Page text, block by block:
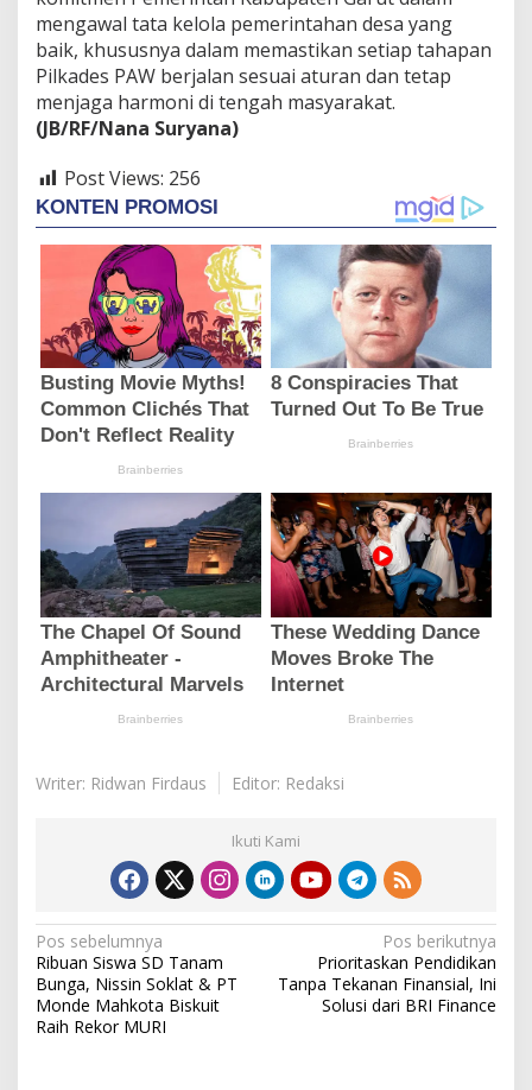
mengawal tata kelola pemerintahan desa yang
baik, khususnya dalam memastikan setiap tahapan
Pilkades PAW berjalan sesuai aturan dan tetap
menjaga harmoni di tengah masyarakat.
(JB/RF/Nana Suryana)
Post Views: 256
Writer: Ridwan Firdaus Editor: Redaksi
Ikuti Kami
N
a
v
i
Pos sebelumnya
Ribuan Siswa SD Tanam
Bunga, Nissin Soklat & PT
Monde Mahkota Biskuit
Raih Rekor MURI
Pos berikutnya
Prioritaskan Pendidikan
Tanpa Tekanan Finansial, Ini
Solusi dari BRI Finance